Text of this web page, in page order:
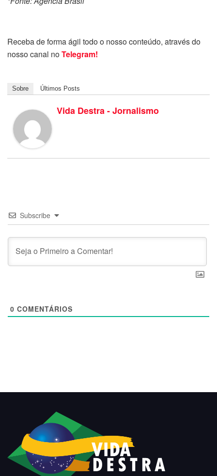
Receba de forma ágil todo o nosso conteúdo, através do
nosso canal noTelegram!
Sobre Últimos Posts
Vida Destra - Jornalismo
Subscribe
0 COMENTÁRIOS